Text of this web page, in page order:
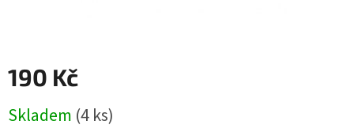
190 Kč
cena:
Skladem (4 ks)